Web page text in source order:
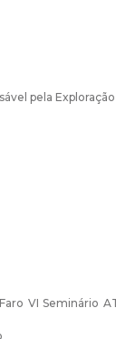
pela
VI Seminário